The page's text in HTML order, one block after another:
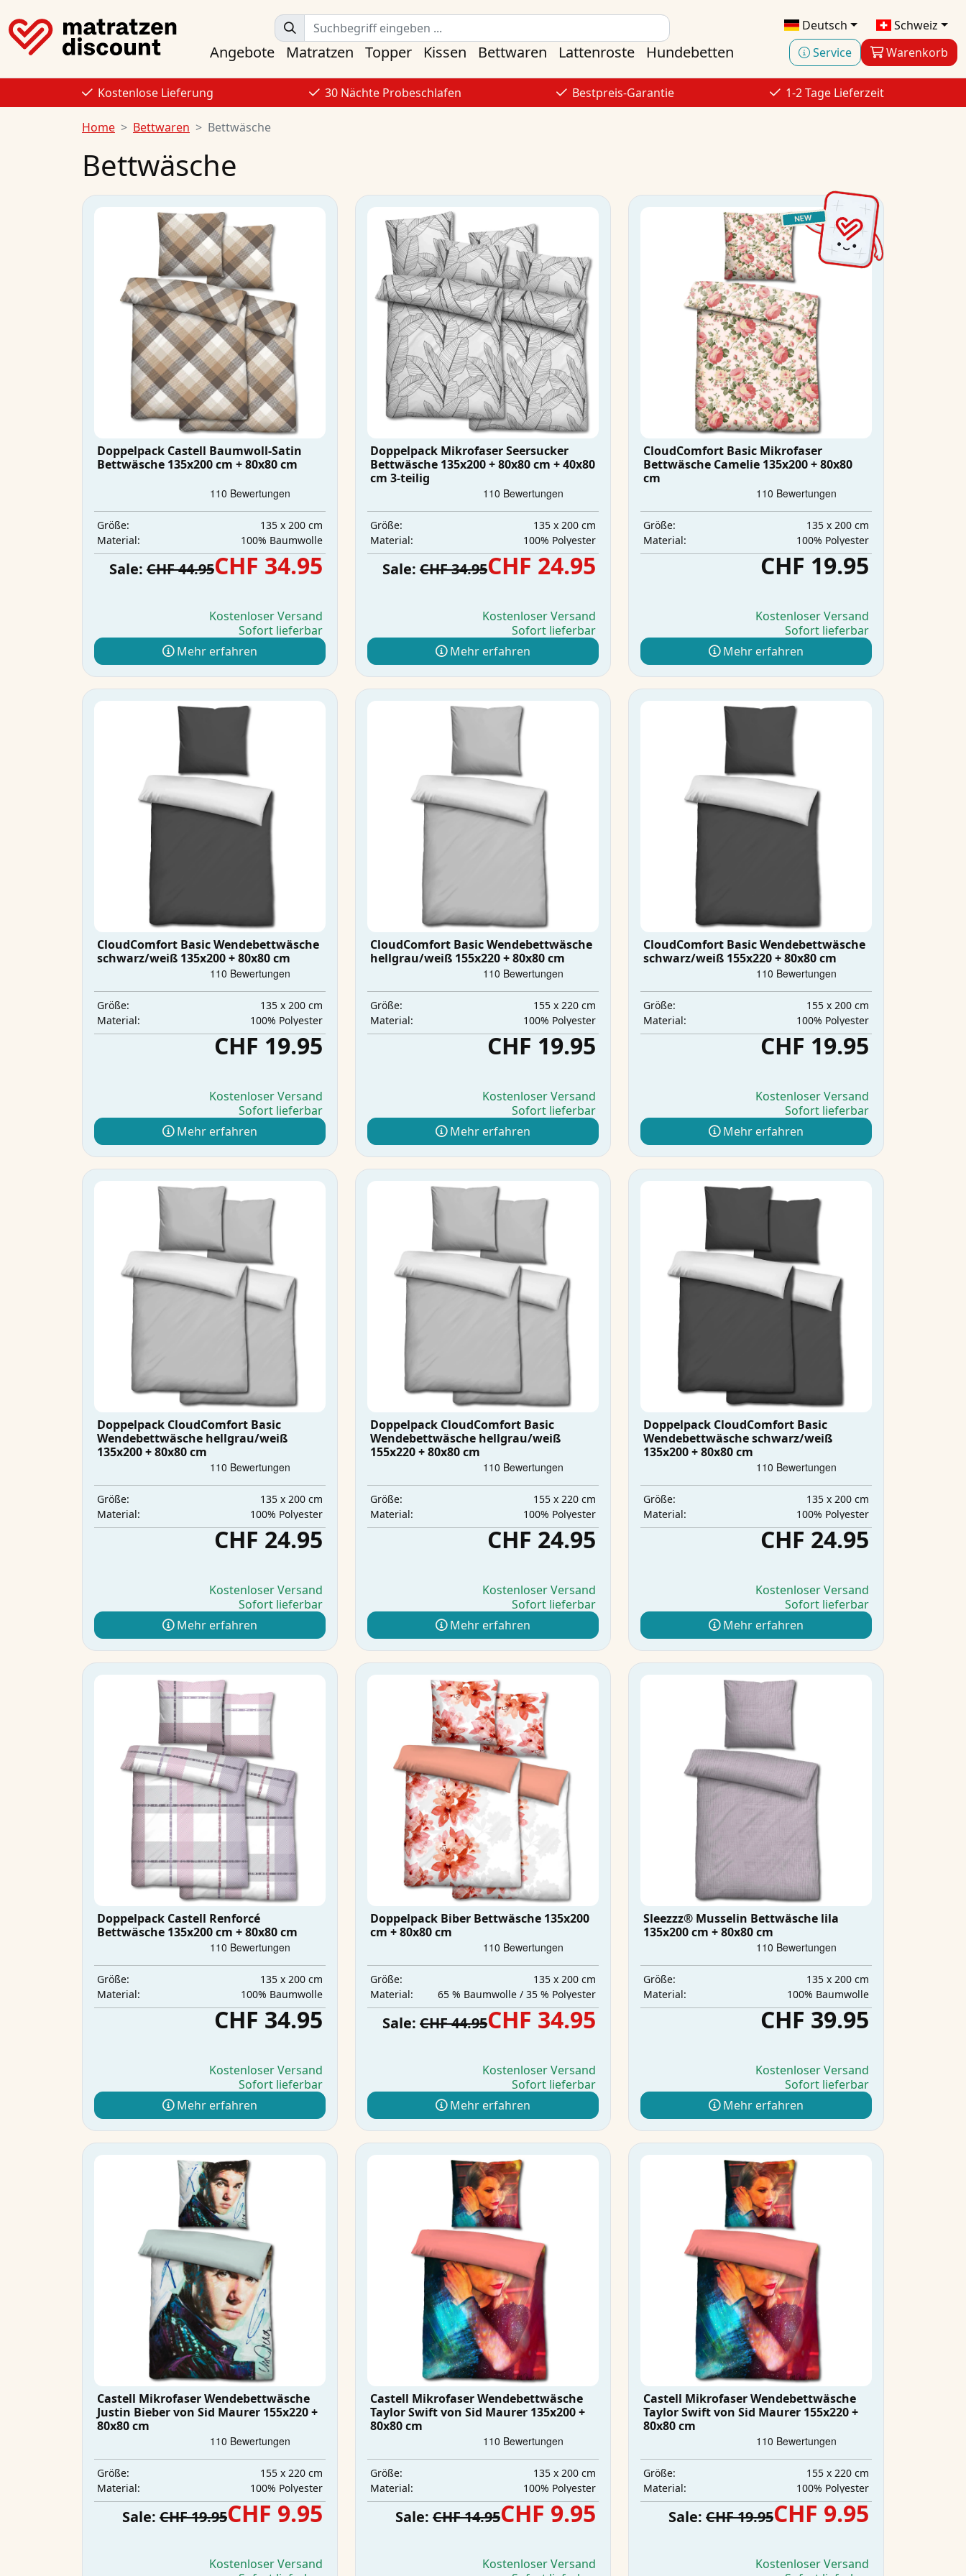
Deutsch
Schweiz
Service
Warenkorb
Angebote Matratzen Topper Kissen Bettwaren Lattenroste Hundebetten
Kostenlose Lieferung 30 Nächte Probeschlafen Bestpreis-Garantie 1-2 Tage Lieferzeit
Home Bettwaren Bettwäsche
Bettwäsche
Doppelpack Castell Baumwoll-Satin
Bettwäsche 135x200 cm + 80x80 cm
Größe:
135 x 200 cm
Material:
100% Baumwolle
Sale: CHF 44.95CHF 34.95
Kostenloser Versand
Sofort lieferbar
Mehr erfahren
Doppelpack Mikrofaser Seersucker
Bettwäsche 135x200 + 80x80 cm + 40x80
cm 3-teilig
Größe:
135 x 200 cm
Material:
‎100% Polyester
Sale: CHF 34.95CHF 24.95
Kostenloser Versand
Sofort lieferbar
Mehr erfahren
CloudComfort Basic Mikrofaser
Bettwäsche Camelie 135x200 + 80x80
cm
Größe:
135 x 200 cm
Material:
‎100% Polyester
CHF 19.95
Kostenloser Versand
Sofort lieferbar
Mehr erfahren
CloudComfort Basic Wendebettwäsche
schwarz/weiß 135x200 + 80x80 cm
Größe:
135 x 200 cm
Material:
‎100% Polyester
CHF 19.95
Kostenloser Versand
Sofort lieferbar
Mehr erfahren
CloudComfort Basic Wendebettwäsche
hellgrau/weiß 155x220 + 80x80 cm
Größe:
155 x 220 cm
Material:
‎100% Polyester
CHF 19.95
Kostenloser Versand
Sofort lieferbar
Mehr erfahren
CloudComfort Basic Wendebettwäsche
schwarz/weiß 155x220 + 80x80 cm
Größe:
155 x 200 cm
Material:
‎100% Polyester
CHF 19.95
Kostenloser Versand
Sofort lieferbar
Mehr erfahren
Doppelpack CloudComfort Basic
Wendebettwäsche hellgrau/weiß
135x200 + 80x80 cm
Größe:
135 x 200 cm
Material:
‎100% Polyester
CHF 24.95
Kostenloser Versand
Sofort lieferbar
Mehr erfahren
Doppelpack CloudComfort Basic
Wendebettwäsche hellgrau/weiß
155x220 + 80x80 cm
Größe:
155 x 220 cm
Material:
‎100% Polyester
CHF 24.95
Kostenloser Versand
Sofort lieferbar
Mehr erfahren
Doppelpack CloudComfort Basic
Wendebettwäsche schwarz/weiß
135x200 + 80x80 cm
Größe:
135 x 200 cm
Material:
‎100% Polyester
CHF 24.95
Kostenloser Versand
Sofort lieferbar
Mehr erfahren
Doppelpack Castell Renforcé
Bettwäsche 135x200 cm + 80x80 cm
Größe:
135 x 200 cm
Material:
100% Baumwolle
CHF 34.95
Kostenloser Versand
Sofort lieferbar
Mehr erfahren
Doppelpack Biber Bettwäsche 135x200
cm + 80x80 cm
Größe:
135 x 200 cm
Material:
65 % Baumwolle / 35 % Polyester
Sale: CHF 44.95CHF 34.95
Kostenloser Versand
Sofort lieferbar
Mehr erfahren
Sleezzz® Musselin Bettwäsche lila
135x200 cm + 80x80 cm
Größe:
135 x 200 cm
Material:
100% Baumwolle
CHF 39.95
Kostenloser Versand
Sofort lieferbar
Mehr erfahren
Castell Mikrofaser Wendebettwäsche
Justin Bieber von Sid Maurer 155x220 +
80x80 cm
Größe:
155 x 220 cm
Material:
‎100% Polyester
Sale: CHF 19.95CHF 9.95
Kostenloser Versand
Castell Mikrofaser Wendebettwäsche
Taylor Swift von Sid Maurer 135x200 +
80x80 cm
Größe:
135 x 200 cm
Material:
‎100% Polyester
Sale: CHF 14.95CHF 9.95
Kostenloser Versand
Castell Mikrofaser Wendebettwäsche
Taylor Swift von Sid Maurer 155x220 +
80x80 cm
Größe:
155 x 220 cm
Material:
‎100% Polyester
Sale: CHF 19.95CHF 9.95
Kostenloser Versand